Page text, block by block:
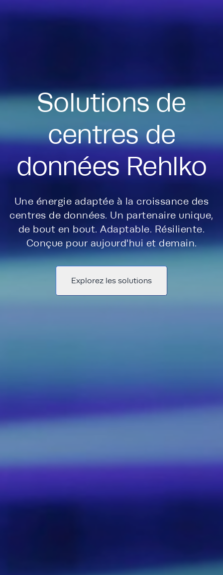
Solutions de
centres de
données Rehlko
Une énergie adaptée à la croissance des
centres de données. Un partenaire unique,
de bout en bout. Adaptable. Résiliente.
Conçue pour aujourd'hui et demain.
Explorez les solutions